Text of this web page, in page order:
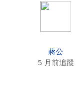
蔣公
5 月前追蹤